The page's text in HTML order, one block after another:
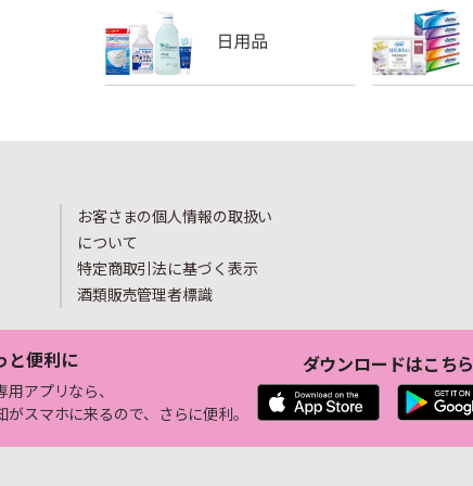
お客さまの個人情報の取扱い
について
特定商取引法に基づく表示
酒類販売管理者標識
と便利に
アプリなら、
がスマホに来るので、さらに便利。
ダウンロードはこちら